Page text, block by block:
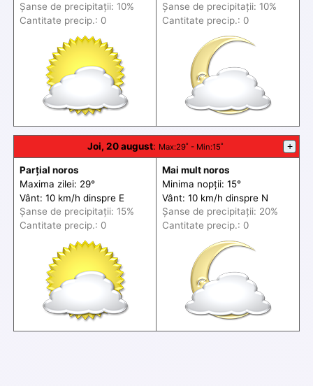
Șanse de precipitații: 10%
Cantitate precip.: 0
Șanse de precipitații: 10%
Cantitate precip.: 0
Joi, 20 august: Max:29˚ - Min:15˚ +
Parțial noros
Maxima zilei: 29°
Vânt: 10 km/h dinspre E
Șanse de precipitații: 15%
Cantitate precip.: 0
Mai mult noros
Minima nopții: 15°
Vânt: 10 km/h dinspre N
Șanse de precipitații: 20%
Cantitate precip.: 0